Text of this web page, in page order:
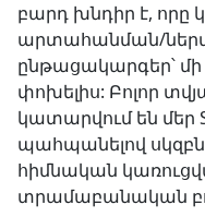
բարդ խնդիր է, որը
արտահանման/
ընթացակարգեր՝ մի
փոխելիս: Բոլոր
կատարվում են մեր
պահպանելով
հիմնական
տրամաբանական